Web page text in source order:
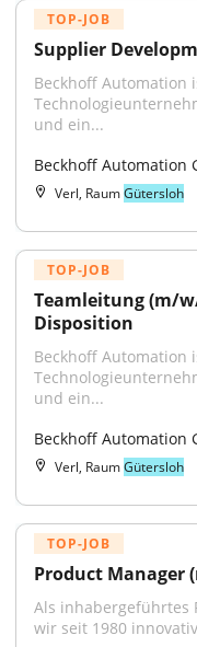
TOP-JOB
Supplier
Beckhoff Automation
und ein...
Beckhoff Automation
Verl, RaumGütersloh
TOP-JOB
Teamleitung (m/
Disposition
Beckhoff Automation
und ein...
Beckhoff Automation
Verl, RaumGütersloh
TOP-JOB
Product Manager
Als inhabergeführtes
wir seit 1980